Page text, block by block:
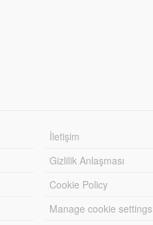
İletişim
Gizlilik Anlaşması
Cookie Policy
Manage cookie settings